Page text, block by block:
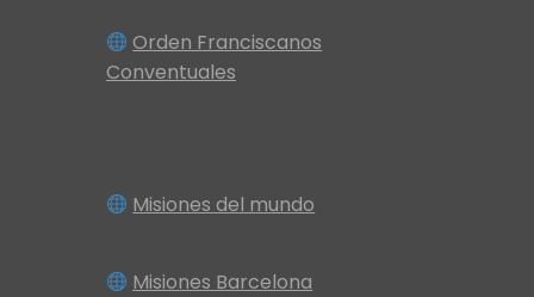
Orden Franciscanos
Conventuales
Misiones del mundo
Misiones Barcelona